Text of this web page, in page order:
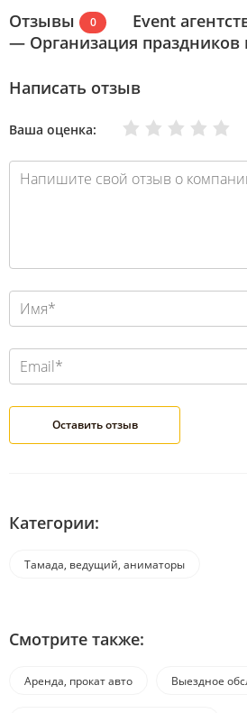
Отзывы 0
Event
— Организация праздников
Написать отзыв
Ваша оценка: Отлично
Хорошо
Нормально
Плохо
Очень плохо
Категории:
Тамада, ведущий, аниматоры
Смотрите также:
Аренда, прокат авто Выездное